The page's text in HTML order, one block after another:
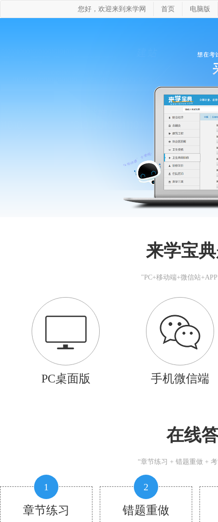
您好，欢迎来到来学网 首页 电脑版
来学宝
"PC+移动端+微信站
PC桌面版 手机微信端
在线
“章节练习 + 错题重做 +
1
章节练习
2
错题重做